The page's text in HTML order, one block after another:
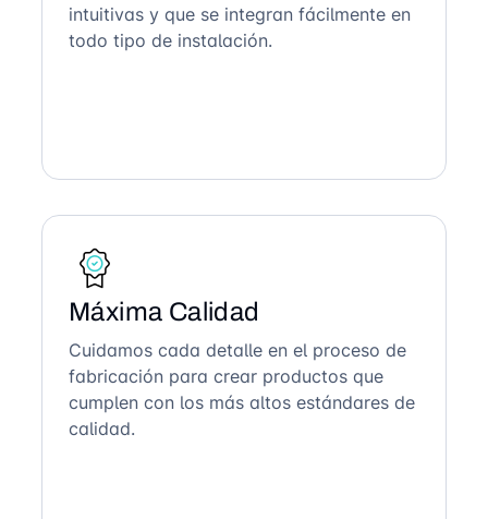
intuitivas y que se integran fácilmente en
todo tipo de instalación.
Máxima Calidad
Cuidamos cada detalle en el proceso de
fabricación para crear productos que
cumplen con los más altos estándares de
calidad.